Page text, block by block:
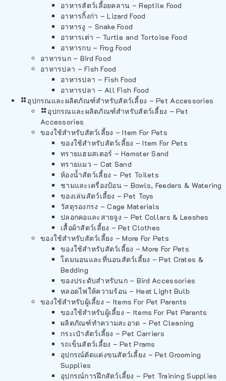
อาหารสัตว์เลี้อยคลาน – Reptile Food
อาหารกิ้งก่า – Lizard Food
อาหารงู – Snake Food
อาหารเต่า – Turtle and Tortoise Food
อาหารกบ – Frog Food
อาหารนก – Bird Food
อาหารปลา – Fish Food
อาหารปลา – Fish Food
อาหารปลา – All Fish Food
อุปกรณและผลิตภัณฑ์สำหรับสัตว์เลี้ยง – Pet Accessories
อุปกรณและผลิตภัณฑ์สำหรับสัตว์เลี้ยง – Pet
Accessories
ของใช้สำหรับสัตว์เลี้ยง – Item For Pets
ของใช้สำหรับสัตว์เลี้ยง – Item For Pets
ทรายแฮมสเตอร์ – Hamster Sand
ทรายแมว – Cat Sand
ห้องน้ำสัตว์เลี้ยง – Pet Toilets
ชามและเครื่องป้อน – Bowls, Feeders & Watering
ของเล่นสัตว์เลี้ยง – Pet Toys
วัสดุรองกรง – Cage Materials
ปลอกคอและสายจูง – Pet Collars & Leashes
เสื้อผ้าสัตว์เลี้ยง – Pet Clothes
ของใช้สำหรับสัตว์เลี้ยง – More For Pets
ของใช้สำหรับสัตว์เลี้ยง – More For Pets
โดมนอนและที่นอนสัตว์เลี้ยง – Pet Crates &
Bedding
ของประดับสำหรับนก – Bird Accessories
หลอดไฟให้ความร้อน – Heat Light Bulb
ของใช้สำหรับผู้เลี้ยง – Items For Pet Parents
ของใช้สำหรับผู้เลี้ยง – Items For Pet Parents
ผลิตภัณฑ์ทำความสะอาด – Pet Cleaning
กระเป๋าสัตว์เลี้ยง – Pet Carriers
รถเข็นสัตว์เลี้ยง – Pet Prams
อุปกรณ์ตัดแต่งขนสัตว์เลี้ยง – Pet Grooming
Supplies
อุปกรณ์การฝึกสัตว์เลี้ยง – Pet Training Supplies